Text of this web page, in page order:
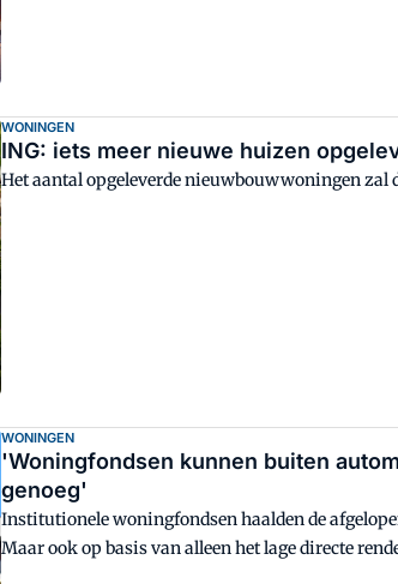
WONINGEN
ING: iets meer nieuwe huizen
Het aantal opgeleverde nieuwbouwwoningen
WONINGEN
'Woningfondsen kunnen buiten
genoeg'
Institutionele woningfondsen haalden de
Maar ook op basis van alleen het lage directe